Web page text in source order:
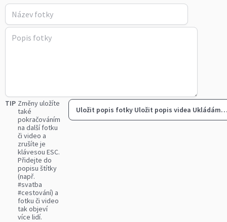
TIP Změny uložíte
také
pokračováním
na další fotku
či video a
zrušíte je
klávesou ESC.
Přidejte do
popisu štítky
(např.
#svatba
#cestování) a
fotku či video
tak objeví
více lidí.
Uložit popis fotky Uložit popis videa